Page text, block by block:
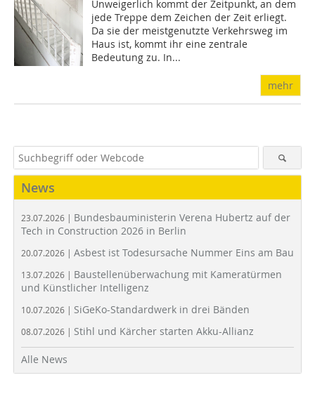
Unweigerlich kommt der Zeitpunkt, an dem
jede ­Treppe dem Zeichen der Zeit erliegt.
Da sie der meist­genutzte Verkehrsweg im
Haus ist, kommt ihr eine ­zentrale
Bedeutung zu. In...
mehr
News
23.07.2026 | Bundesbauministerin Verena Hubertz auf der
Tech in Construction 2026 in Berlin
20.07.2026 | Asbest ist Todesursache Nummer Eins am Bau
13.07.2026 | Baustellenüberwachung mit Kameratürmen
und Künstlicher Intelligenz
10.07.2026 | SiGeKo-Standardwerk in drei Bänden
08.07.2026 | Stihl und Kärcher starten Akku-Allianz
Alle News